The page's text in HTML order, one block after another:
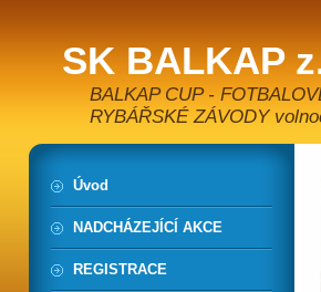
SK BALKAP
BALKAP CUP -
RYBÁŘSKÉ ZÁVODY
Úvod
NADCHÁZEJÍCÍ AKCE
REGISTRACE